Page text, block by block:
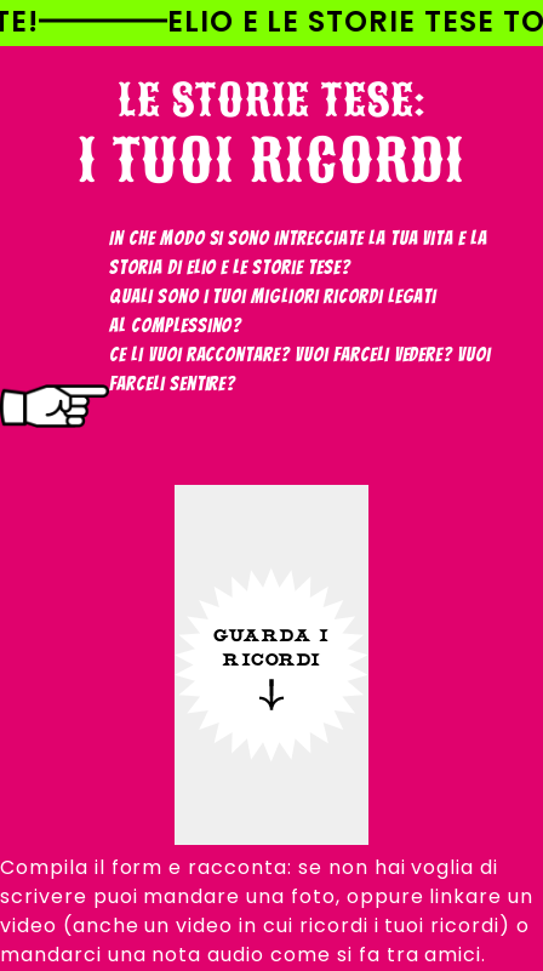
CONTENUTI
STORIE TESE TOUR À LA CARTE!
LE STORIE TESE:
I TUOI RICORDI
In che modo si sono intrecciate la tua vita e la
storia di Elio e le Storie Tese?
Quali sono i tuoi migliori ricordi legati
al Complessino?
Ce li vuoi raccontare? Vuoi farceli vedere? Vuoi
farceli sentire?
Compila il form e racconta: se non hai voglia di
scrivere puoi mandare una foto, oppure linkare un
video (anche un video in cui ricordi i tuoi ricordi) o
mandarci una nota audio come si fa tra amici.
GUARDA I
RICORDI